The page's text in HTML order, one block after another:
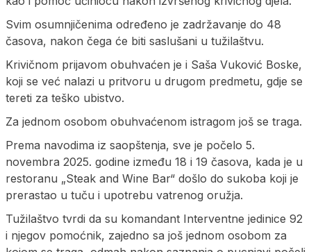
Svim osumnjičenima određeno je zadržavanje do 48
časova, nakon čega će biti saslušani u tužilaštvu.
Krivičnom prijavom obuhvaćen je i Saša Vuković Boske,
koji se već nalazi u pritvoru u drugom predmetu, gdje se
tereti za teško ubistvo.
Za jednom osobom obuhvaćenom istragom još se traga.
Prema navodima iz saopštenja, sve je počelo 5.
novembra 2025. godine između 18 i 19 časova, kada je u
restoranu „Steak and Wine Bar“ došlo do sukoba koji je
prerastao u tuču i upotrebu vatrenog oružja.
Tužilaštvo tvrdi da su komandant Interventne jedinice 92
i njegov pomoćnik, zajedno sa još jednom osobom za